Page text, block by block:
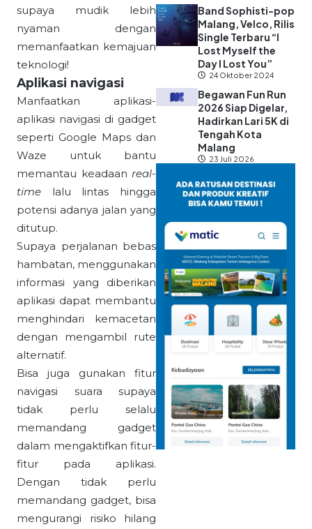
supaya mudik lebih
nyaman dengan
memanfaatkan kemajuan
teknologi!
Aplikasi navigasi
Manfaatkan aplikasi-
aplikasi navigasi di gadget
seperti Google Maps dan
Waze untuk bantu
memantau keadaan real-
time lalu lintas hingga
potensi adanya jalan yang
ditutup.
Supaya perjalanan bebas
hambatan, menggunakan
informasi yang diberikan
aplikasi dapat membantu
menghindari kemacetan
dengan mengambil rute
alternatif.
Bisa juga gunakan fitur
navigasi suara supaya
tidak perlu selalu
memandang gadget
dalam mengaktifkan fitur-
fitur pada aplikasi.
Dengan tidak perlu
memandang gadget, bisa
mengurangi risiko hilang
Band Sophisti-pop
Malang, Velco, Rilis
Single Terbaru “I
Lost Myself the
Day I Lost You”
24 Oktober 2024
Begawan Fun Run
2026 Siap Digelar,
Hadirkan Lari 5K di
Tengah Kota
Malang
23 Juli 2026